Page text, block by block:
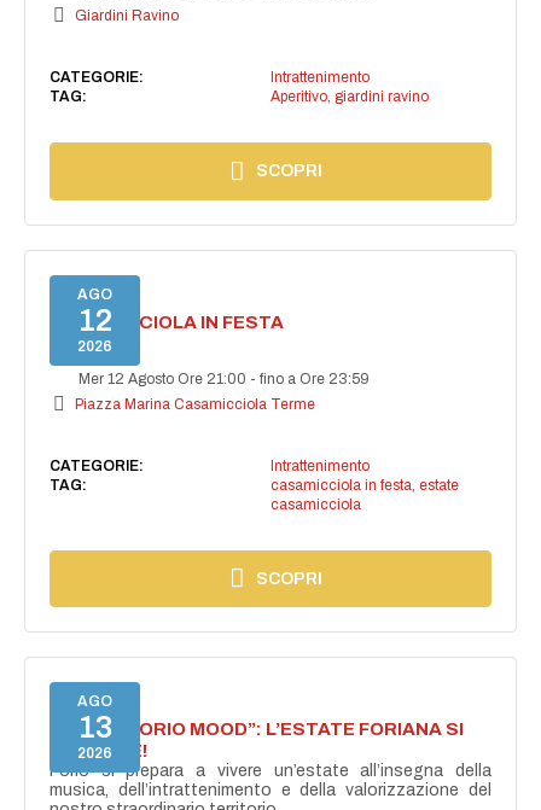
Giardini Ravino
CATEGORIE:
Intrattenimento
TAG:
Aperitivo, giardini ravino
SCOPRI
AGO
12
2026
CASAMICCIOLA IN FESTA
Mer 12 Agosto Ore 21:00 -fino a Ore 23:59
Piazza Marina Casamicciola Terme
CATEGORIE:
Intrattenimento
TAG:
casamicciola in festa estate
casamicciola
SCOPRI
AGO
13
2026
NASCE “FORIO MOOD”: L’ESTATE FORIANA SI
ACCENDE!
Forio si prepara a vivere un’estate all’insegna della
musica, dell’intrattenimento e della valorizzazione del